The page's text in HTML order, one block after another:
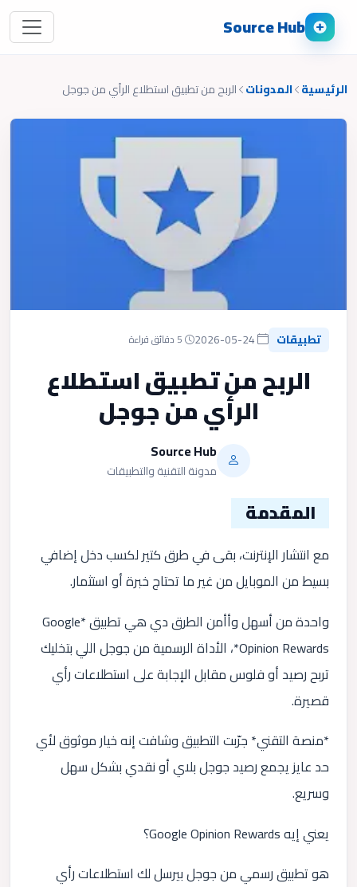
Source Hub
الرئيسية المدونات الربح من تطبيق استطلاع الرأي من جوجل
تطبيقات
الربح من تطبيق استطلاع
الرأي من جوجل
Source Hub
مدونة التقنية والتطبيقات
المقدمة
مع انتشار الإنترنت، بقى في طرق كتير لكسب دخل إضافي
بسيط من الموبايل من غير ما تحتاج خبرة أو استثمار.
واحدة من أسهل وأأمن الطرق دي هي تطبيق *Google
Opinion Rewards*، الأداة الرسمية من جوجل اللي بتخليك
تربح رصيد أو فلوس مقابل الإجابة على استطلاعات رأي
قصيرة.
*منصة التقني* جرّبت التطبيق وشافت إنه خيار موثوق لأي
حد عايز يجمع رصيد جوجل بلاي أو نقدي بشكل سهل
وسريع.
يعني إيه Google Opinion Rewards؟
هو تطبيق رسمي من جوجل بيرسل لك استطلاعات رأي